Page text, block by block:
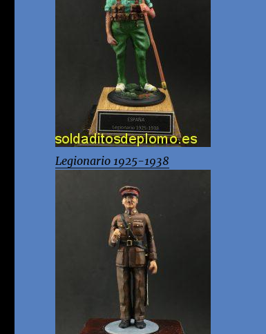
Legionario 1925-1938